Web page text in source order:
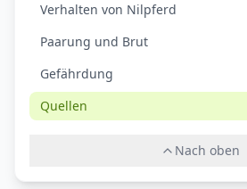
Verhalten von Nilpferd
Paarung und Brut
Gefährdung
Quellen
Nach oben